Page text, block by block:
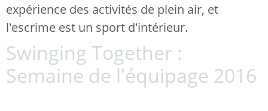
expérience des activités de plein air, et
l'escrime est un sport d'intérieur.
Swinging Together :
Semaine de l'équipage 2016